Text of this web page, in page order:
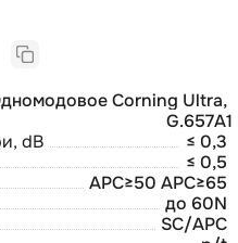
Corning Ultra,
G.657A1
dB
≤ 0,3
≤ 0,5
APC≥50 APC≥65
до 60N
SC/APC